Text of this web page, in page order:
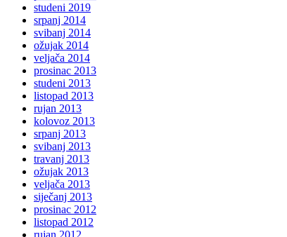
studeni 2019
srpanj 2014
svibanj 2014
ožujak 2014
veljača 2014
prosinac 2013
studeni 2013
listopad 2013
rujan 2013
kolovoz 2013
srpanj 2013
svibanj 2013
travanj 2013
ožujak 2013
veljača 2013
siječanj 2013
prosinac 2012
listopad 2012
rujan 2012